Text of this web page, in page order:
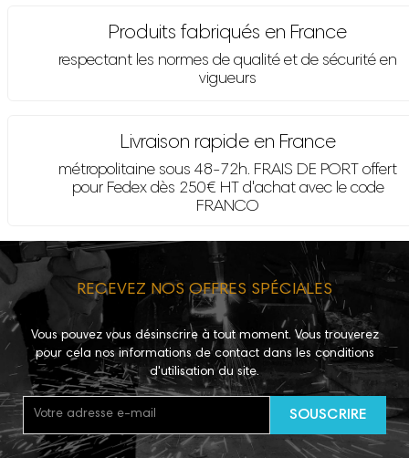
Produits fabriqués en France
respectant les normes de qualité et de sécurité en
vigueurs
Livraison rapide en France
métropolitaine sous 48-72h. FRAIS DE PORT offert
pour Fedex dès 250€ HT d'achat avec le code
FRANCO
RECEVEZ NOS OFFRES SPÉCIALES
Vous pouvez vous désinscrire à tout moment. Vous trouverez
pour cela nos informations de contact dans les conditions
d'utilisation du site.